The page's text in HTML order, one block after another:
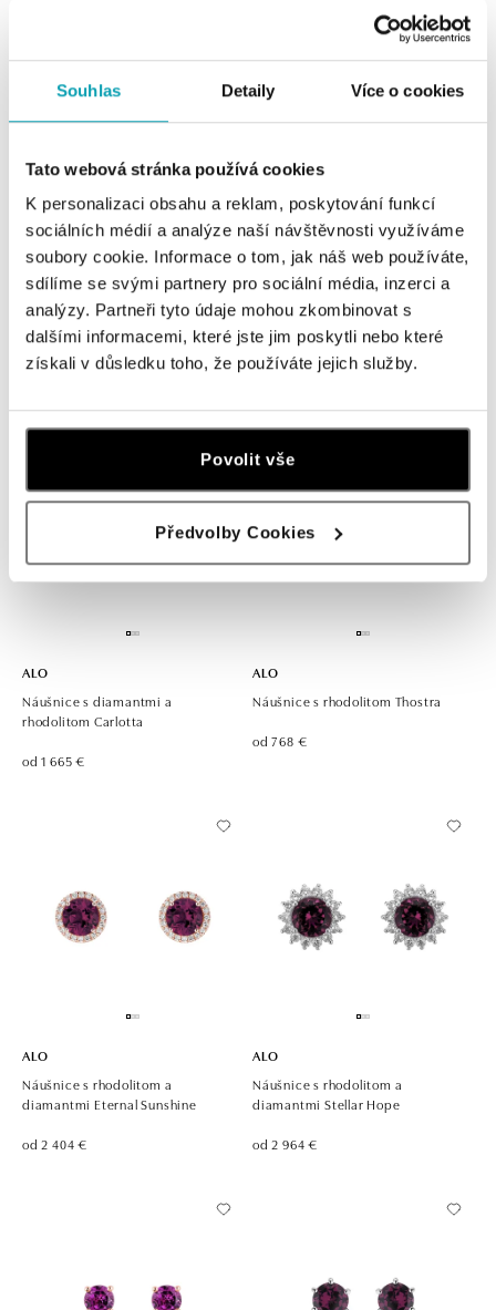
Souhlas Detaily Více o cookies
Tato webová stránka používá cookies
K personalizaci obsahu a reklam, poskytování funkcí
sociálních médií a analýze naší návštěvnosti využíváme
soubory cookie. Informace o tom, jak náš web používáte,
sdílíme se svými partnery pro sociální média, inzerci a
analýzy. Partneři tyto údaje mohou zkombinovat s
dalšími informacemi, které jste jim poskytli nebo které
získali v důsledku toho, že používáte jejich služby.
Povolit vše
Předvolby Cookies
ALO
Náušnice s diamantom a
rhodolitom Whispers of Avalon
ALO
Náušnice s diamantmi a
rhodolitom purple Iris Elegance
ALO
Náušnice s diamantmi a
rhodolitom Carlotta
od 1 665 €
ALO
Náušnice s rhodolitom Thostra
od 768 €
ALO
Náušnice s rhodolitom a
diamantmi Eternal Sunshine
od 2 404 €
ALO
Náušnice s rhodolitom a
diamantmi Stellar Hope
od 2 964 €